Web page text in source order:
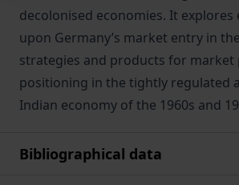
decolonised economies. It explores
upon Germany’s market entry in
strategies and products for market
positioning in the tightly regulated
Indian economy of the 1960s and
Bibliographical data